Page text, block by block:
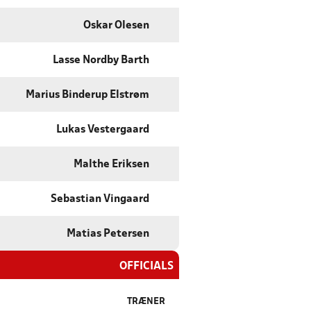
Oskar Olesen
Lasse Nordby Barth
Marius Binderup Elstrøm
Lukas Vestergaard
Malthe Eriksen
Sebastian Vingaard
Matias Petersen
OFFICIALS
TRÆNER